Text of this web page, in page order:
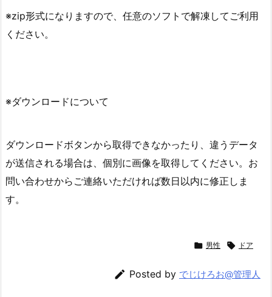
※zip形式になりますので、任意のソフトで解凍してご利用
ください。
※ダウンロードについて
ダウンロードボタンから取得できなかったり、違うデータ
が送信される場合は、個別に画像を取得してください。お
問い合わせからご連絡いただければ数日以内に修正しま
す。
 男性  ドア
 Posted by でじけろお@管理人